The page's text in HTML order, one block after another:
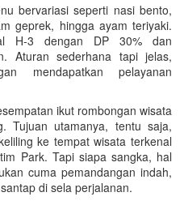
bervariasi seperti nasi bento,
geprek, hingga ayam teriyaki.
H-3 dengan DP 30% dan
Aturan sederhana tapi jelas,
mendapatkan pelayanan
ikut rombongan wisata
Tujuan utamanya, tentu saja,
ke tempat wisata terkenal
Park. Tapi siapa sangka, hal
cuma pemandangan indah,
di sela perjalanan.